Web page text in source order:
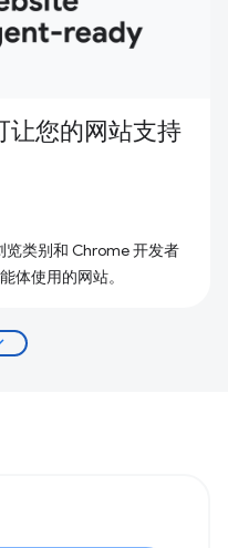
让您的网站支持
览类别和 Chrome 开发者
体使用的网站。